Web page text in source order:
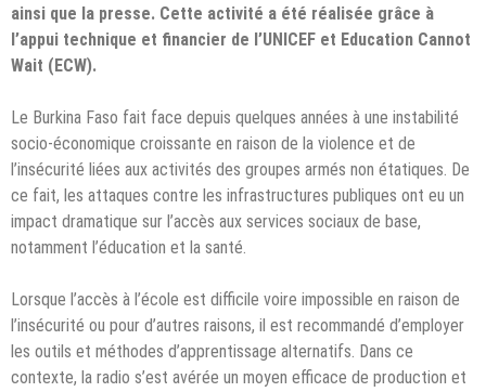
ainsi que la presse. Cette activité a été réalisée grâce à
l’appui technique et financier de l’UNICEF et Education Cannot
Wait (ECW).
Le Burkina Faso fait face depuis quelques années à une instabilité
socio-économique croissante en raison de la violence et de
l’insécurité liées aux activités des groupes armés non étatiques. De
ce fait, les attaques contre les infrastructures publiques ont eu un
impact dramatique sur l’accès aux services sociaux de base,
notamment l’éducation et la santé.
Lorsque l’accès à l’école est difficile voire impossible en raison de
l’insécurité ou pour d’autres raisons, il est recommandé d’employer
les outils et méthodes d’apprentissage alternatifs. Dans ce
contexte, la radio s’est avérée un moyen efficace de production et